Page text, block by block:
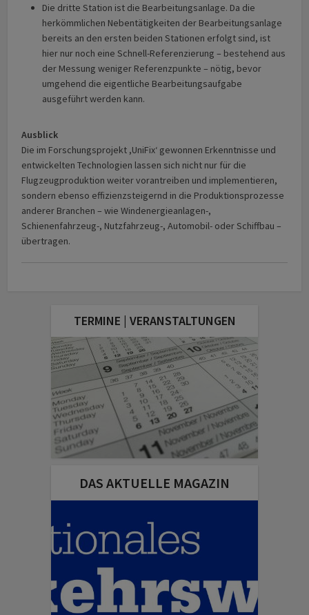
Die dritte Station ist die Bearbeitungsanlage. Da die
herkömmlichen Nebentätigkeiten der Bearbeitungsanlage
bereits an den ersten beiden Stationen erfolgt sind, ist
hier nur noch eine Schnell-Referenzierung – bestehend aus
der Messung weniger Referenz­punkte – nötig, bevor
umgehend die eigentliche Bearbeitungsaufgabe
ausgeführt werden kann.
Ausblick
Die im Forschungsprojekt ,UniFix‘ gewonnen Erkenntnisse und
entwickelten Technologien lassen sich nicht nur für die
Flugzeugproduktion weiter vorantreiben und implementieren,
sondern ebenso effizienzsteigernd in die Produktionsprozesse
anderer Branchen – wie Windenergieanlagen-,
Schienenfahrzeug-, Nutzfahrzeug-, Automobil- oder Schiffbau –
übertragen.
TERMINE | VERANSTALTUNGEN
DAS AKTUELLE MAGAZIN